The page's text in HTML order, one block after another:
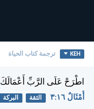
KEH ترجمة كتاب الحياة
اطْرَحْ عَلَى الرَّبِّ
أَمْثَالٌ ١٦:‏٣ الثقة البركة